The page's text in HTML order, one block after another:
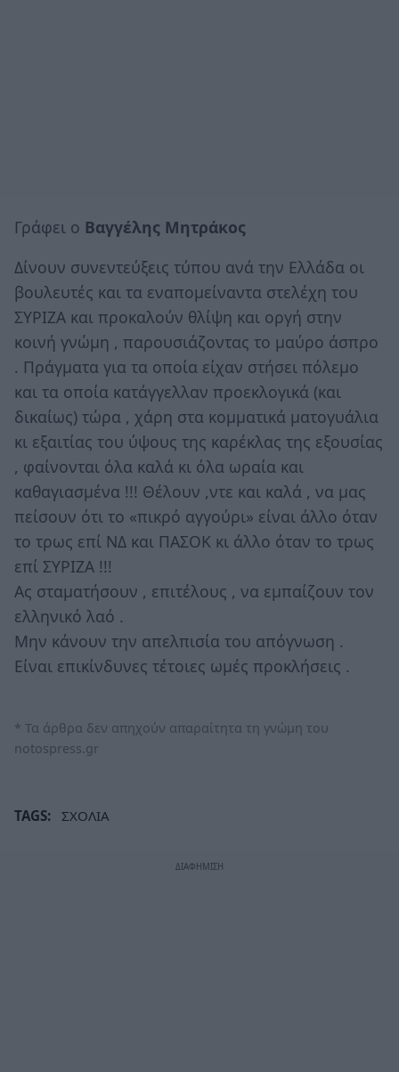
Γράφει ο Βαγγέλης Μητράκος
Δίνουν συνεντεύξεις τύπου ανά την Ελλάδα οι
βουλευτές και τα εναπομείναντα στελέχη του
ΣΥΡΙΖΑ και προκαλούν θλίψη και οργή στην
κοινή γνώμη , παρουσιάζοντας το μαύρο άσπρο
. Πράγματα για τα οποία είχαν στήσει πόλεμο
και τα οποία κατάγγελλαν προεκλογικά (και
δικαίως) τώρα , χάρη στα κομματικά ματογυάλια
κι εξαιτίας του ύψους της καρέκλας της εξουσίας
, φαίνονται όλα καλά κι όλα ωραία και
καθαγιασμένα !!! Θέλουν ,ντε και καλά , να μας
πείσουν ότι το «πικρό αγγούρι» είναι άλλο όταν
το τρως επί ΝΔ και ΠΑΣΟΚ κι άλλο όταν το τρως
επί ΣΥΡΙΖΑ !!!
Ας σταματήσουν , επιτέλους , να εμπαίζουν τον
ελληνικό λαό .
Μην κάνουν την απελπισία του απόγνωση .
Είναι επικίνδυνες τέτοιες ωμές προκλήσεις .
* Τα άρθρα δεν απηχούν απαραίτητα τη γνώμη του
notospress.gr
TAGS: ΣΧΟΛΙΑ